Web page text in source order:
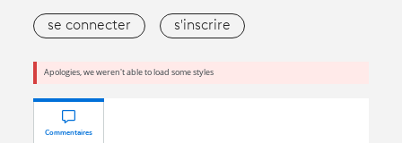
se connecter s'inscrire